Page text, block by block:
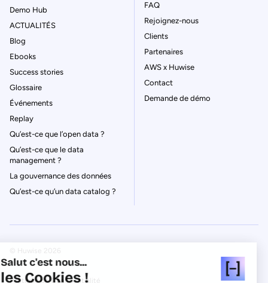
Demo Hub
ACTUALITÉS
Blog
Ebooks
Success stories
Glossaire
Événements
Replay
Qu’est-ce que l’open data ?
Qu’est-ce que le data
management ?
La gouvernance des données
Qu’est-ce qu’un data catalog ?
FAQ
Rejoignez-nous
Clients
Partenaires
AWS x Huwise
Contact
Demande de démo
© Huwise 2026
Politique de Confidentialité
Salut c'est nous...
les Cookies !